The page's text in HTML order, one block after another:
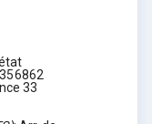
33